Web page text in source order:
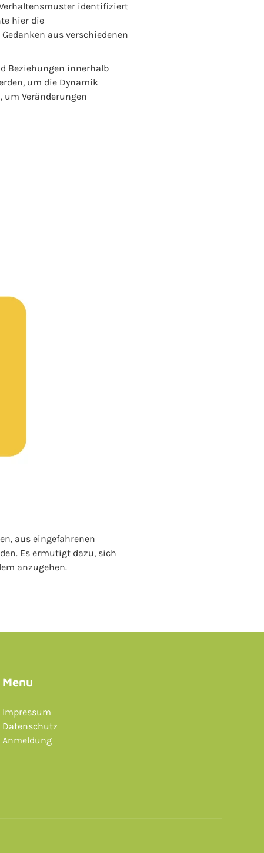
identifiziert
hier die
aus verschiedenen
Beziehungen innerhalb
um die Dynamik
Veränderungen
aus eingefahrenen
Es ermutigt dazu, sich
anzugehen.
Menu
Impressum
Datenschutz
Anmeldung